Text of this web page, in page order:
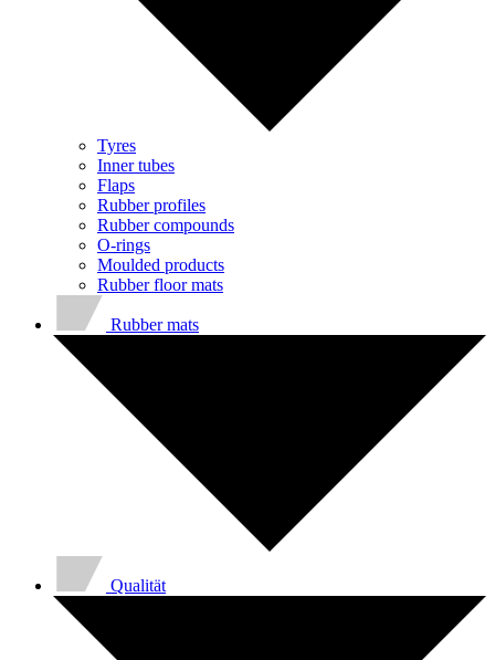
Tyres
Inner tubes
Flaps
Rubber profiles
Rubber compounds
O-rings
Moulded products
Rubber floor mats
Rubber mats
Qualität